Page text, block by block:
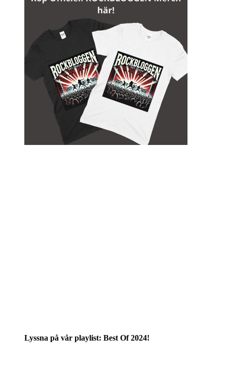
Lyssna på vår playlist: Best Of 2024!